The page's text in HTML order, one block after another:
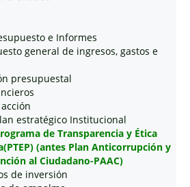
e Informes
general de ingresos, gastos e
presupuestal
estratégico Institucional
de Transparencia y Ética
(antes Plan Anticorrupción y
al Ciudadano-PAAC)
de inversión